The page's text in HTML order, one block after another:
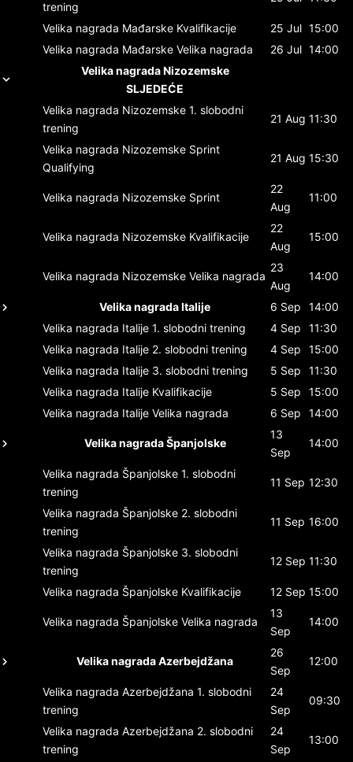
trening
Velika nagrada Mađarske Kvalifikacije 25 Jul 15:00
Velika nagrada Mađarske Velika nagrada 26 Jul 14:00
Velika nagrada Nizozemske
SLJEDEĆE
Velika nagrada Nizozemske 1. slobodni
trening
21 Aug 11:30
Velika nagrada Nizozemske Sprint
Qualifying
21 Aug 15:30
Velika nagrada Nizozemske Sprint
22
Aug
11:00
Velika nagrada Nizozemske Kvalifikacije
22
Aug
15:00
Velika nagrada Nizozemske Velika nagrada
23
Aug
14:00
Velika nagrada Italije 6 Sep
14:00
Velika nagrada Italije 1. slobodni trening 4 Sep
11:30
Velika nagrada Italije 2. slobodni trening 4 Sep
15:00
Velika nagrada Italije 3. slobodni trening 5 Sep
11:30
Velika nagrada Italije Kvalifikacije 5 Sep
15:00
Velika nagrada Italije Velika nagrada 6 Sep 14:00
Velika nagrada Španjolske
13
Sep
14:00
Velika nagrada Španjolske 1. slobodni
trening
11 Sep 12:30
Velika nagrada Španjolske 2. slobodni
trening
11 Sep 16:00
Velika nagrada Španjolske 3. slobodni
trening
12 Sep 11:30
Velika nagrada Španjolske Kvalifikacije 12 Sep 15:00
Velika nagrada Španjolske Velika nagrada
13
Sep
14:00
Velika nagrada Azerbejdžana
26
Sep
12:00
Velika nagrada Azerbejdžana 1. slobodni
trening
24
Sep
09:30
Velika nagrada Azerbejdžana 2. slobodni
trening
24
Sep
13:00